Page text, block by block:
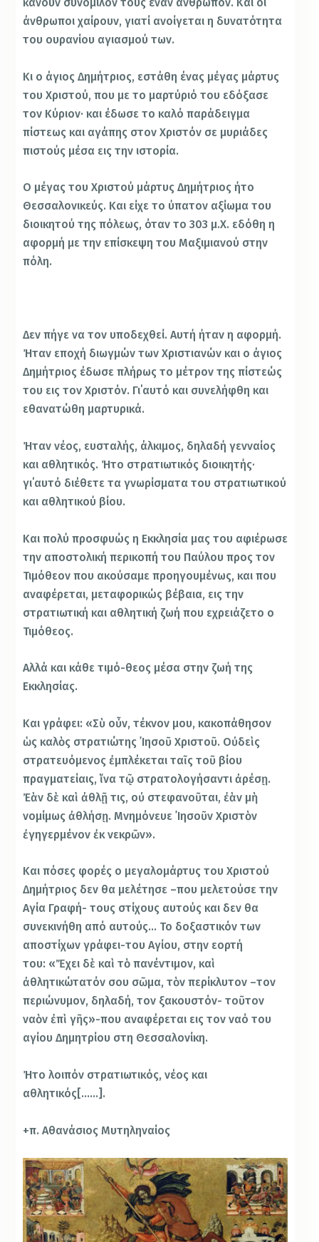
άνθρωποι χαίρουν, γιατί ανοίγεται η δυνατότητα
του ουρανίου αγιασμού των.
Κι ο άγιος Δημήτριος, εστάθη ένας μέγας μάρτυς
του Χριστού, που με το μαρτύριό του εδόξασε
τον Κύριον· και έδωσε το καλό παράδειγμα
πίστεως και αγάπης στον Χριστόν σε μυριάδες
πιστούς μέσα εις την ιστορία.
Ο μέγας του Χριστού μάρτυς Δημήτριος ήτο
Θεσσαλονικεύς. Και είχε το ύπατον αξίωμα του
διοικητού της πόλεως, όταν το 303 μ.Χ. εδόθη η
αφορμή με την επίσκεψη του Μαξιμιανού στην
πόλη.
Δεν πήγε να τον υποδεχθεί. Αυτή ήταν η αφορμή.
Ήταν εποχή διωγμών των Χριστιανών και ο άγιος
Δημήτριος έδωσε πλήρως το μέτρον της πίστεώς
του εις τον Χριστόν. Γι΄αυτό και συνελήφθη και
εθανατώθη μαρτυρικά.
Ήταν νέος, ευσταλής, άλκιμος, δηλαδή γενναίος
και αθλητικός. Ήτο στρατιωτικός διοικητής·
γι΄αυτό διέθετε τα γνωρίσματα του στρατιωτικού
και αθλητικού βίου.
Και πολύ προσφυώς η Εκκλησία μας του αφιέρωσε
την αποστολική περικοπή του Παύλου προς τον
Τιμόθεον που ακούσαμε προηγουμένως, και που
αναφέρεται, μεταφορικώς βέβαια, εις την
στρατιωτική και αθλητική ζωή που εχρειάζετο ο
Τιμόθεος.
Αλλά και κάθε τιμό-θεος μέσα στην ζωή της
Εκκλησίας.
Και γράφει: «Σὺ οὖν, τέκνον μου, κακοπάθησον
ὡς καλὸς στρατιώτης ᾿Ιησοῦ Χριστοῦ. Οὐδεὶς
στρατευόμενος ἐμπλέκεται ταῖς τοῦ βίου
πραγματείαις, ἵνα τῷ στρατολογήσαντι ἀρέσῃ.
Ἐὰν δὲ καὶ ἀθλῇ τις, οὐ στεφανοῦται, ἐὰν μὴ
νομίμως ἀθλήσῃ. Μνημόνευε ᾿Ιησοῦν Χριστὸν
ἐγηγερμένον ἐκ νεκρῶν».
Και πόσες φορές ο μεγαλομάρτυς του Χριστού
Δημήτριος δεν θα μελέτησε –που μελετούσε την
Αγία Γραφή- τους στίχους αυτούς και δεν θα
συνεκινήθη από αυτούς… Το δοξαστικόν των
αποστίχων γράφει-του Αγίου, στην εορτή
του: «Ἔχει δὲ καὶ τὸ πανέντιμον, καὶ
ἀθλητικώτατόν σου σῶμα, τὸν περίκλυτον –τον
περιώνυμον, δηλαδή, τον ξακουστόν- τοῦτον
ναὸν ἐπὶ γῆς»-που αναφέρεται εις τον ναό του
αγίου Δημητρίου στη Θεσσαλονίκη.
Ήτο λοιπόν στρατιωτικός, νέος και
αθλητικός[……].
+π. Αθανάσιος Μυτηληναίος